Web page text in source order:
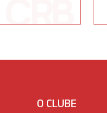
O CLUBE